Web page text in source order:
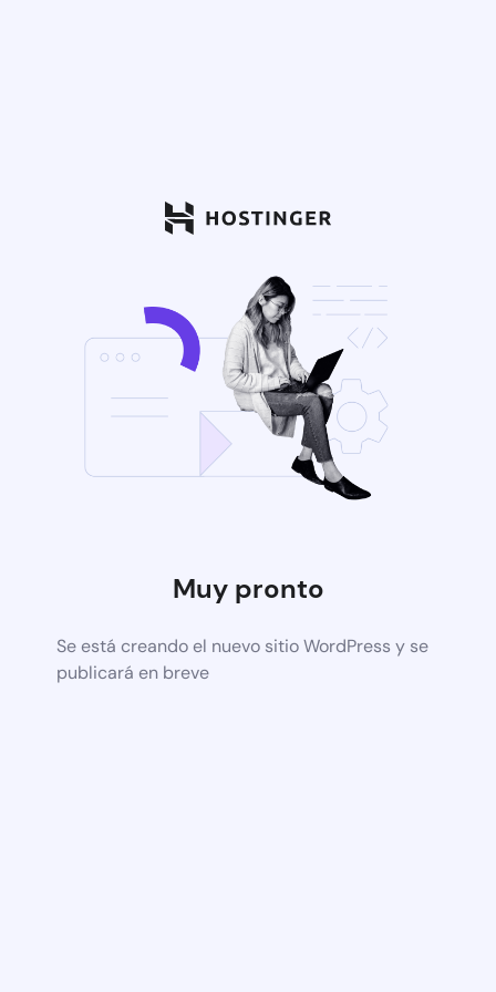
Muy pronto
Se está creando el nuevo sitio WordPress y se
publicará en breve